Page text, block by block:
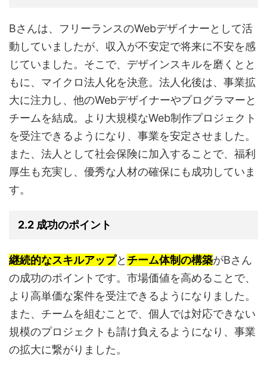
Bさんは、フリーランスのWebデザイナーとして活
動していましたが、収入が不安定で将来に不安を感
じていました。そこで、デザインスキルを磨くとと
もに、マイクロ法人化を決意。法人化後は、事業拡
大に注力し、他のWebデザイナーやプログラマーと
チームを結成。より大規模なWeb制作プロジェクト
を受注できるようになり、事業を安定させました。
また、法人として社会保険に加入することで、福利
厚生も充実し、優秀な人材の確保にも成功していま
す。
2.2 成功のポイント
継続的なスキルアップと チーム体制の構築がBさん
の成功のポイントです。市場価値を高めることで、
より高単価な案件を受注できるようになりました。
また、チームを組むことで、個人では対応できない
規模のプロジェクトも請け負えるようになり、事業
の拡大に繋がりました。